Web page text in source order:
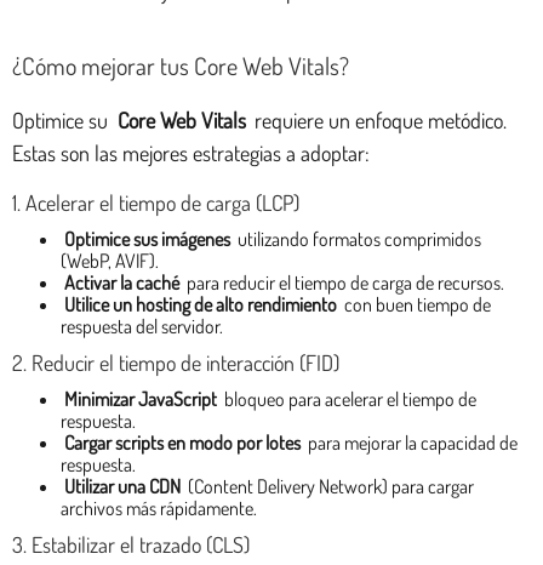
¿Cómo mejorar tus Core Web Vitals?
Optimice su Core Web Vitals requiere un enfoque metódico.
Estas son las mejores estrategias a adoptar:
1. Acelerar el tiempo de carga (LCP)
Optimice sus imágenes utilizando formatos comprimidos
(WebP, AVIF).
Activar la caché para reducir el tiempo de carga de recursos.
Utilice un hosting de alto rendimiento con buen tiempo de
respuesta del servidor.
2. Reducir el tiempo de interacción (FID)
Minimizar JavaScript bloqueo para acelerar el tiempo de
respuesta.
Cargar scripts en modo por lotes para mejorar la capacidad de
respuesta.
Utilizar una CDN (Content Delivery Network) para cargar
archivos más rápidamente.
3. Estabilizar el trazado (CLS)